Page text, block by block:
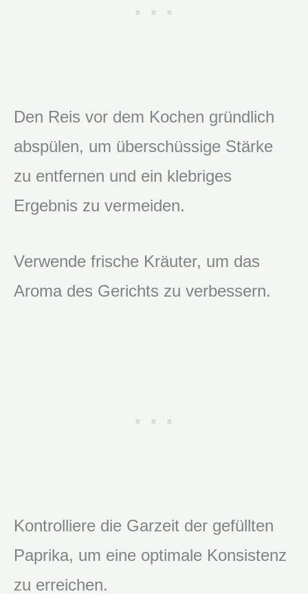
Den Reis vor dem Kochen gründlich
abspülen, um überschüssige Stärke
zu entfernen und ein klebriges
Ergebnis zu vermeiden.
Verwende frische Kräuter, um das
Aroma des Gerichts zu verbessern.
Kontrolliere die Garzeit der gefüllten
Paprika, um eine optimale Konsistenz
zu erreichen.